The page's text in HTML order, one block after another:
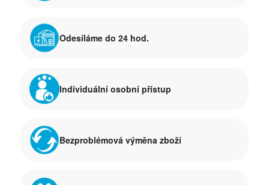
Odesíláme do 24 hod.
Individuální osobní přístup
Bezproblémová výměna zboží